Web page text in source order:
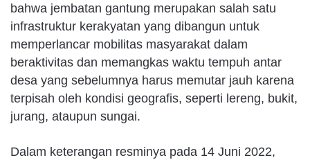
bahwa jembatan gantung merupakan salah satu
infrastruktur kerakyatan yang dibangun untuk
memperlancar mobilitas masyarakat dalam
beraktivitas dan memangkas waktu tempuh antar
desa yang sebelumnya harus memutar jauh karena
terpisah oleh kondisi geografis, seperti lereng, bukit,
jurang, ataupun sungai.
Dalam keterangan resminya pada 14 Juni 2022,